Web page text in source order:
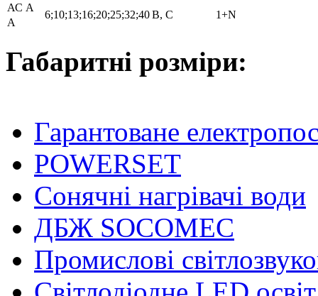
АС A
6;10;13;16;20;25;32;40B, C 1+N
А
Габаритні розміри:
Гарантоване
POWERSET
Сонячні нагрівачі води
ДБЖ SOCOMEC
Промислові